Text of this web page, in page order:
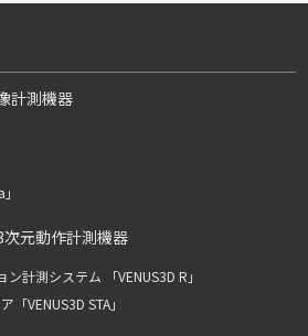
計測機器
元動作計測機器
計測システム 「VENUS3D R」
VENUS3D STA」